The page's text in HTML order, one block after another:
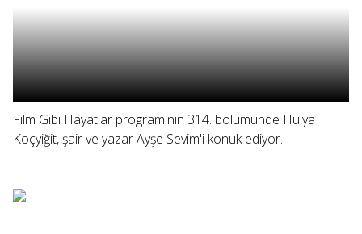
Film Gibi Hayatlar programının 314. bölümünde Hülya
Koçyiğit, şair ve yazar Ayşe Sevim'i konuk ediyor.